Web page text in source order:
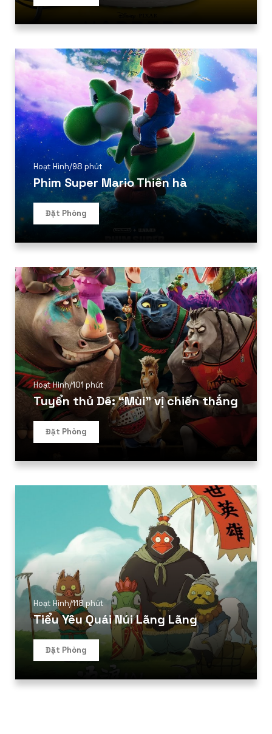
Hoạt Hình/98 phút
Phim Super Mario Thiên hà
Đặt Phòng
Hoạt Hình/101 phút
Tuyển thủ Dê: “Mùi” vị chiến thắng
Đặt Phòng
Hoạt Hình/118 phút
Tiểu Yêu Quái Núi Lãng Lãng
Đặt Phòng